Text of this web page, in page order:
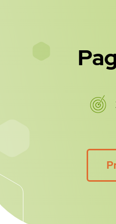
#YY y ZZ se
sistema.
my $data_to_json
#Se inicia
my $request =
$request-
my $lwp =
#Se fija el
segundos)
#Se consigue
my $response =